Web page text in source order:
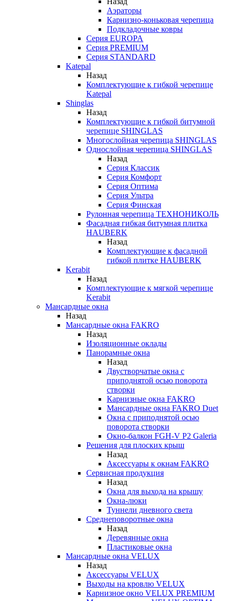
Аэраторы
Карнизно-коньковая черепица
Подкладочные ковры
Серия EUROPA
Серия PREMIUM
Серия STANDARD
Katepal
Назад
Комплектующие к гибкой черепице
Katepal
Shinglas
Назад
Комплектующие к гибкой битумной
черепице SHINGLAS
Многослойная черепица SHINGLAS
Однослойная черепица SHINGLAS
Назад
Серия Классик
Серия Комфорт
Серия Оптима
Серия Ультра
Серия Финская
Рулонная черепица ТЕХНОНИКОЛЬ
Фасадная гибкая битумная плитка
HAUBERK
Назад
Комплектующие к фасадной
гибкой плитке HAUBERK
Kerabit
Назад
Комплектующие к мягкой черепице
Kerabit
Мансардные окна
Назад
Мансардные окна FAKRO
Назад
Изоляционные оклады
Панорамные окна
Назад
Двустворчатые окна с
приподнятой осью поворота
створки
Карнизные окна FAKRO
Мансардные окна FAKRO Duet
Окна с приподнятой осью
поворота створки
Окно-балкон FGH-V P2 Galeria
Решения для плоских крыш
Назад
Аксессуары к окнам FAKRO
Сервисная продукция
Назад
Окна для выхода на крышу
Окна-люки
Туннели дневного света
Среднеповоротные окна
Назад
Деревянные окна
Пластиковые окна
Мансардные окна VELUX
Назад
Аксессуары VELUX
Выходы на кровлю VELUX
Карнизное окно VELUX PREMIUM